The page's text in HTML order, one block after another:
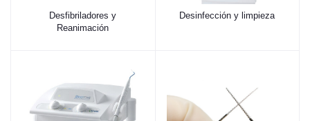
Desfibriladores y
Reanimación
Desinfección y limpieza